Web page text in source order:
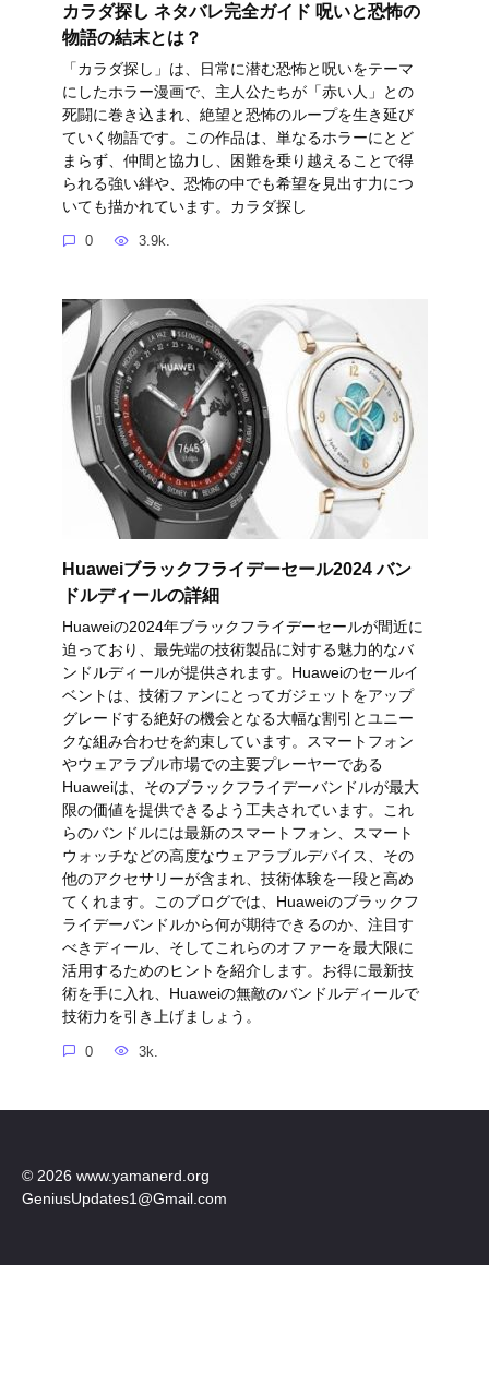
カラダ探し ネタバレ完全ガイド 呪いと恐怖の
物語の結末とは？
「カラダ探し」は、日常に潜む恐怖と呪いをテーマ
にしたホラー漫画で、主人公たちが「赤い人」との
死闘に巻き込まれ、絶望と恐怖のループを生き延び
ていく物語です。この作品は、単なるホラーにとど
まらず、仲間と協力し、困難を乗り越えることで得
られる強い絆や、恐怖の中でも希望を見出す力につ
いても描かれています。カラダ探し
0 3.9k.
Huaweiブラックフライデーセール2024 バン
ドルディールの詳細
Huaweiの2024年ブラックフライデーセールが間近に
迫っており、最先端の技術製品に対する魅力的なバ
ンドルディールが提供されます。Huaweiのセールイ
ベントは、技術ファンにとってガジェットをアップ
グレードする絶好の機会となる大幅な割引とユニー
クな組み合わせを約束しています。スマートフォン
やウェアラブル市場での主要プレーヤーである
Huaweiは、そのブラックフライデーバンドルが最大
限の価値を提供できるよう工夫されています。これ
らのバンドルには最新のスマートフォン、スマート
ウォッチなどの高度なウェアラブルデバイス、その
他のアクセサリーが含まれ、技術体験を一段と高め
てくれます。このブログでは、Huaweiのブラックフ
ライデーバンドルから何が期待できるのか、注目す
べきディール、そしてこれらのオファーを最大限に
活用するためのヒントを紹介します。お得に最新技
術を手に入れ、Huaweiの無敵のバンドルディールで
技術力を引き上げましょう。
0 3k.
© 2026 www.yamanerd.org
GeniusUpdates1@Gmail.com